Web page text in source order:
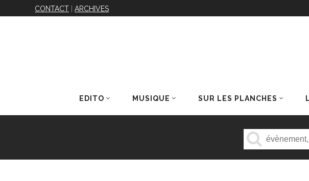
CONTACT |ARCHIVES
EDITO MUSIQUE SUR LES PLANCHES